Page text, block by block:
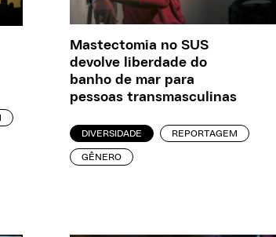
Mastectomia no SUS
devolve liberdade do
banho de mar para
pessoas transmasculinas
DIVERSIDADE REPORTAGEM
GÊNERO